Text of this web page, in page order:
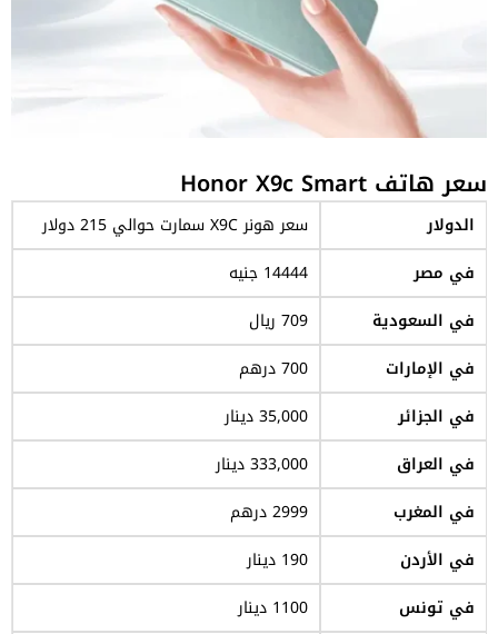
سعر هاتف Honor X9c Smart
الدولار
سعر هونر X9C سمارت حوالي 215 دولار
في مصر
14444 جنيه
في السعودية
709 ريال
في الإمارات
700 درهم
في الجزائر
35,000 دينار
في العراق
333,000 دينار
في المغرب
2999 درهم
في الأردن
190 دينار
في تونس
1100 دينار